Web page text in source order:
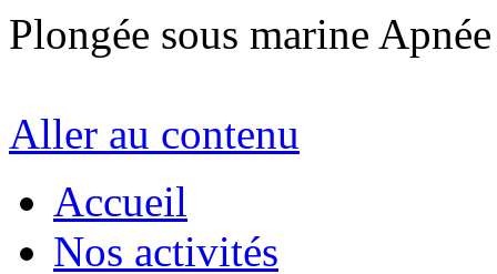
Plongée sous marine
Aller au contenu
Accueil
Nos activités